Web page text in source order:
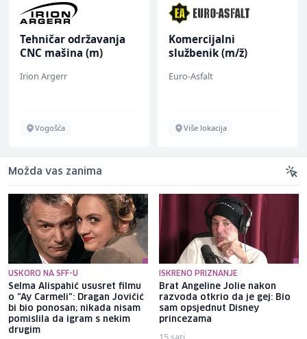
Tehničar održavanja
CNC mašina (m)
Irion Argerr
Vogošća
Komercijalni
službenik (m/ž)
Euro-Asfalt
Više lokacija
Možda vas zanima
USKORO NA SFF-U
Selma Alispahić ususret filmu
o "Ay Carmeli": Dragan Jovičić
bi bio ponosan; nikada nisam
pomislila da igram s nekim
drugim
ISKRENO PRIZNANJE
Brat Angeline Jolie nakon
razvoda otkrio da je gej: Bio
sam opsjednut Disney
princezama